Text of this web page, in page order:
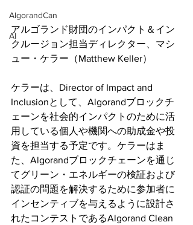
AlgorandCan
AI
アルゴランド財団のインパクト＆イン
クルージョン担当ディレクター、マシ
ュー・ケラー（Matthew Keller）
ケラーは、Director of Impact and
Inclusionとして、Algorandブロックチ
ェーンを社会的インパクトのために活
用している個人や機関への助成金や投
資を担当する予定です。ケラーはま
た、Algorandブロックチェーンを通じ
てグリーン・エネルギーの検証および
認証の問題を解決するために参加者に
インセンティブを与えるように設計さ
れたコンテストであるAlgorand Clean